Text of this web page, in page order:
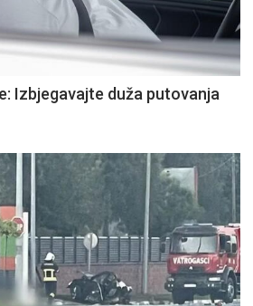
Izbjegavajte duža putovanja